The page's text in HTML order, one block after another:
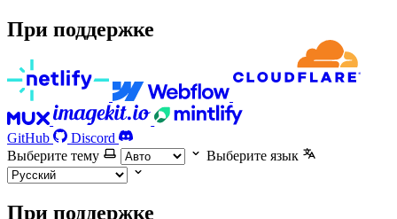
При поддержке
GitHub
Discord
Выберите тему
Выберите язык
При поддержке